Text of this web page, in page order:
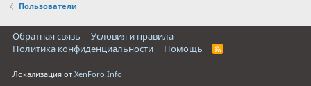
Пользователи
Обратная связь
Условия и правила
Политика конфиденциальности
Помощь
R
Локализация отXenForo.Info